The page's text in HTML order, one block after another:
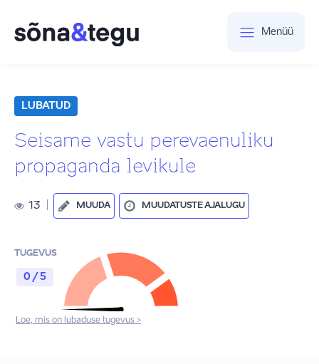
Menüü
LUBATUD
Seisame vastu perevaenuliku
propaganda levikule
13 MUUDA MUUDATUSTE AJALUGU
TUGEVUS
0 / 5
Loe, mis on lubaduse tugevus >